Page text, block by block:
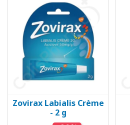
Zovirax Labialis Crème
- 2 g